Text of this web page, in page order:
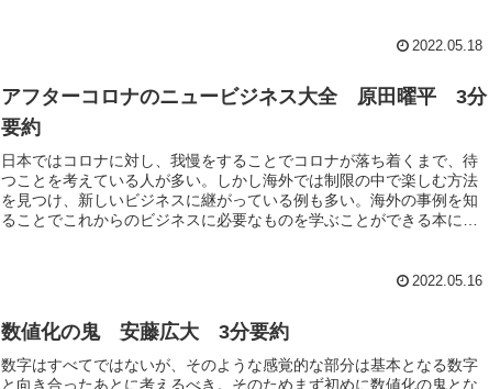
2022.05.18
アフターコロナのニュービジネス大全 原田曜平 3分
要約
日本ではコロナに対し、我慢をすることでコロナが落ち着くまで、待
つことを考えている人が多い。しかし海外では制限の中で楽しむ方法
を見つけ、新しいビジネスに継がっている例も多い。海外の事例を知
ることでこれからのビジネスに必要なものを学ぶことができる本にな
2022.05.16
数値化の鬼 安藤広大 3分要約
数字はすべてではないが、そのような感覚的な部分は基本となる数字
と向き合ったあとに考えるべき。そのためまず初めに数値化の鬼とな